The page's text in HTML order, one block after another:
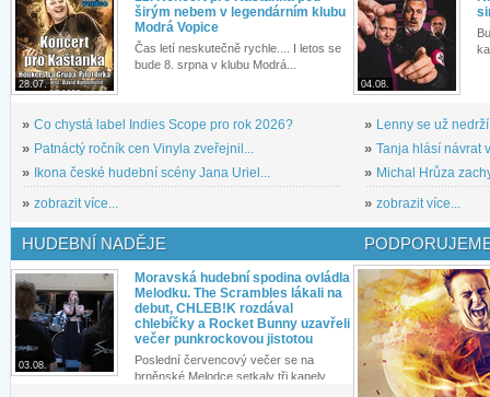
28.07.
širým nebem v legendárním klubu
Modrá Vopice
Čas letí neskutečně rychle.... I letos se
bude 8. srpna v klubu Modrá...
» Co chystá label Indies Scope pro rok 2026?
» Patnáctý ročník cen Vinyla zveřejnil...
» Ikona české hudební scény Jana Uriel...
» zobrazit více...
04.08.
» Lenny se už
» Tanja hlásí návrat
» Michal Hrůza
» zobrazit více...
HUDEBNÍ NADĚJE
03.08.
Moravská hudební spodina ovládla
Melodku. The Scrambles lákali na
debut, CHLEB!K rozdával
chlebíčky a Rocket Bunny uzavřeli
večer punkrockovou jistotou
Poslední červencový večer se na
brněnské Melodce setkaly tři kapely...